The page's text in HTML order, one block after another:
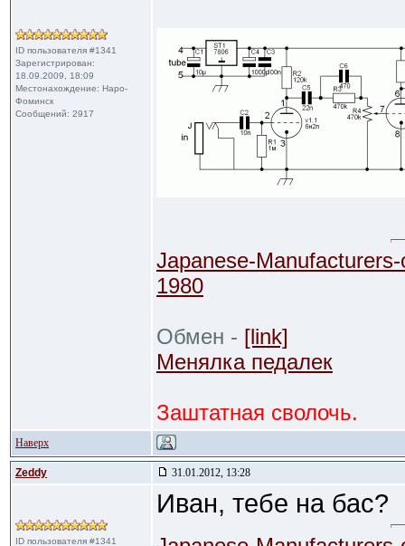
ID пользователя #1341
Зарегистрирован:
18.09.2009, 18:09
Местонахождение: Наро-
Фоминск
Сообщений: 2917
Japanese-
1980
Обмен - [link]
Менялка педалек
Заштатная сволочь.
Наверх
Zeddy 31.01.2012, 13:28
ID пользователя #1341
Иван, тебе на бас?